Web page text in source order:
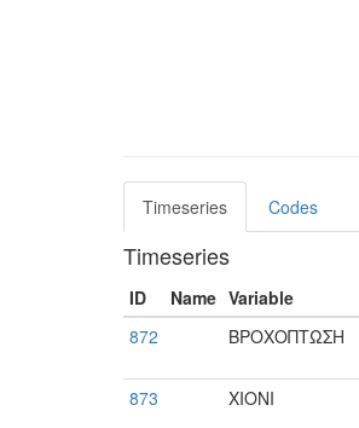
Timeseries Codes
Timeseries
ID Name Variable
872
ΒΡΟΧΟΠΤΩΣΗ
873
ΧΙΟΝΙ